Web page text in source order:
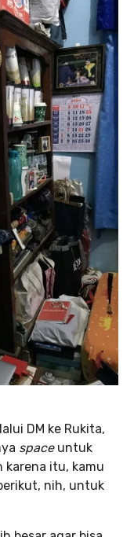
DM ke Rukita,
space untuk
karena itu, kamu
nih, untuk